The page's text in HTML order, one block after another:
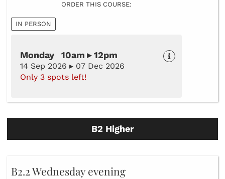
ORDER THIS COURSE:
IN PERSON
Monday 10am ▸ 12pm
14 Sep 2026 ▸ 07 Dec 2026
Only 3 spots left!
B2 Higher
B2.2 Wednesday evening